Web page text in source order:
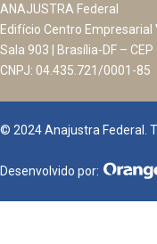
ANAJUSTRA Federal
Edifício Centro Empresarial
Sala 903 | Brasília-DF –
CNPJ: 04.435.721/0001-85
© 2024 Anajustra Federal.
Desenvolvido por: